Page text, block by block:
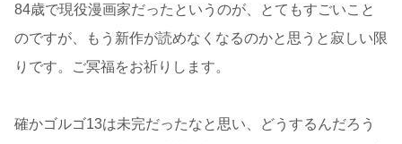
84歳で現役漫画家だったというのが、とてもすごいこと
のですが、もう新作が読めなくなるのかと思うと寂しい限
りです。ご冥福をお祈りします。
確かゴルゴ13は未完だったなと思い、どうするんだろう